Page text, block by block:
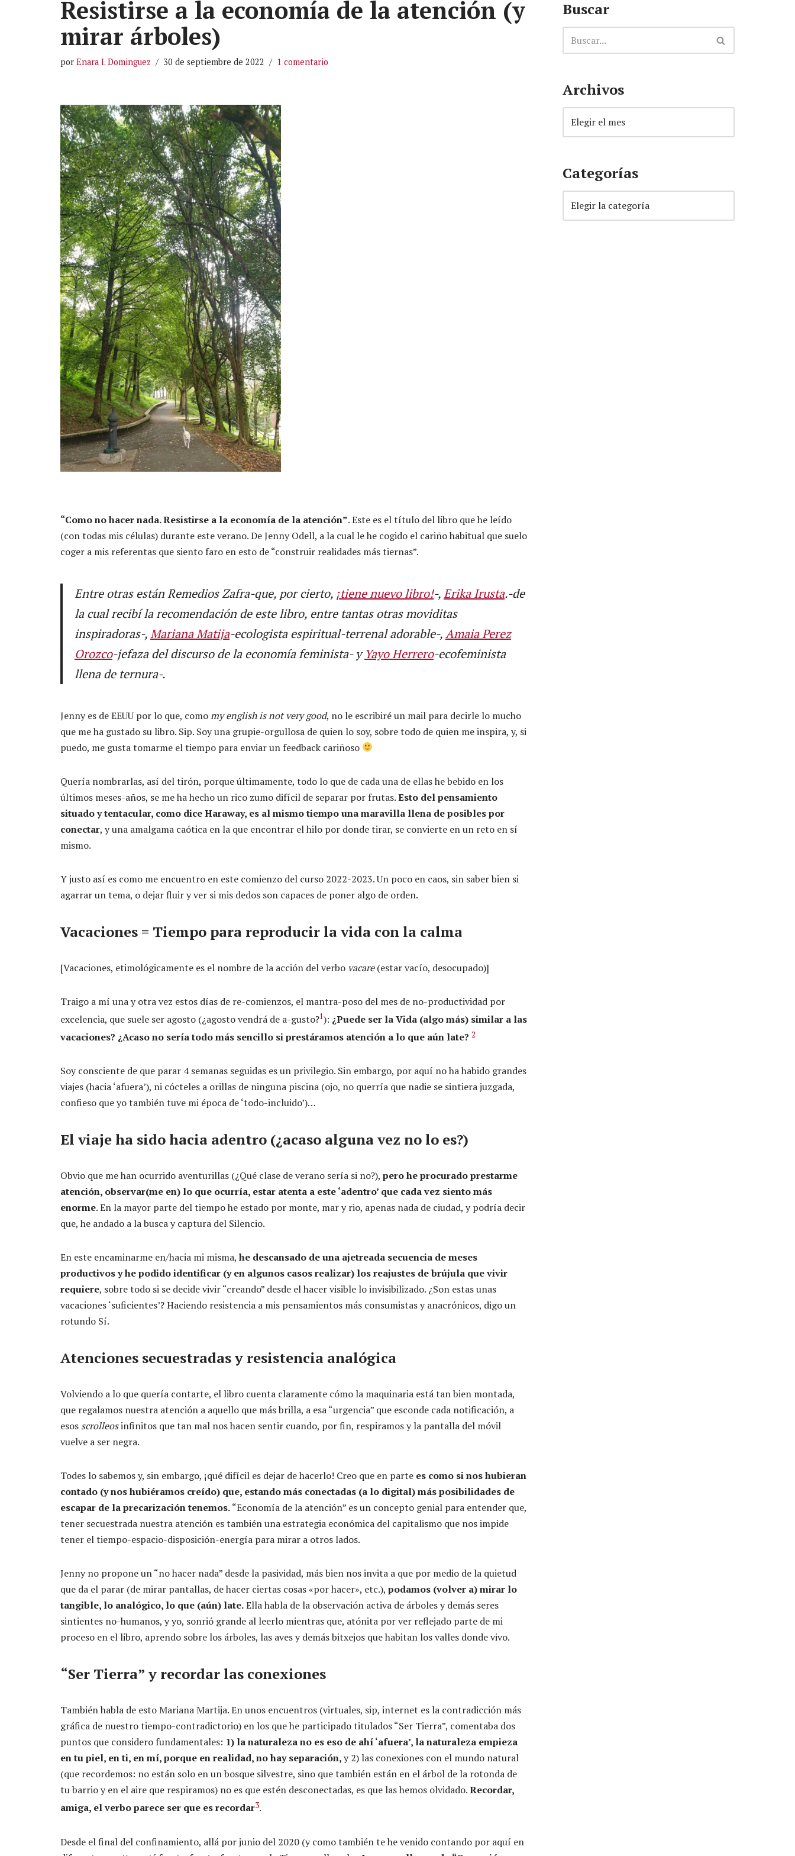
Resistirse a la economía de la atención (y
mirar árboles)
por Enara I. Dominguez 30 de septiembre de 2022 1 comentario
“Como no hacer nada. Resistirse a la economía de la atención”. Este es el título del libro que he leído
(con todas mis células) durante este verano. De Jenny Odell, a la cual le he cogido el cariño habitual que suelo
coger a mis referentas que siento faro en esto de “construir realidades más tiernas”.
Entre otras están Remedios Zafra-que, por cierto, ¡tiene nuevo libro!-,Erika Irusta.-de
la cual recibí la recomendación de este libro, entre tantas otrasmoviditas
inspiradoras-,Mariana Matija-ecologista espiritual-terrenal adorable-,Amaia Perez
Orozco-jefaza del discurso de la economía feminista- yYayo Herrero-ecofeminista
llena de ternura-.
Jenny es de EEUU por lo que, comomy english is not very good, no le escribiré un mail para decirle lo mucho
que me ha gustado su libro. Sip. Soy una grupie-orgullosa de quien lo soy, sobre todo de quien me inspira, y, si
puedo, me gusta tomarme el tiempo para enviar un feedback cariñoso
Quería nombrarlas, así del tirón, porque últimamente, todo lo que de cada una de ellas he bebido en los
últimos meses-años, se me ha hecho un rico zumo difícil de separar por frutas.Esto del pensamiento
situado y tentacular, como dice Haraway, es al mismo tiempo una maravilla llena de posibles por
conectar, y una amalgama caótica en la que encontrar el hilo por donde tirar, se convierte en un reto en sí
mismo.
Y justo así es como me encuentro en este comienzo del curso 2022-2023. Un poco en caos, sin saber bien si
agarrar un tema, o dejar fluir y ver si mis dedos son capaces de poner algo de orden.
Vacaciones = Tiempo para reproducir la vida con la calma
[Vacaciones, etimológicamente es el nombre de la acción del verbo vacare(estar vacío, desocupado)]
Traigo a mí una y otra vez estos días de re-comienzos, el mantra-poso del mes de no-productividad por
excelencia, que suele ser agosto (¿agosto vendrá de a-gusto?1): ¿Puede ser la Vida (algo más) similar a las
vacaciones? ¿Acaso no sería todo más sencillo si prestáramos atención a lo que aún late? 2
Soy consciente de que parar 4 semanas seguidas es un privilegio. Sin embargo, por aquí no ha habido grandes
viajes (hacia ‘afuera’), ni cócteles a orillas de ninguna piscina (ojo, no querría que nadie se sintiera juzgada,
confieso que yo también tuve mi época de ‘todo-incluido’)…
El viaje ha sido hacia adentro (¿acaso alguna vez no lo es?)
Obvio que me han ocurrido aventurillas (¿Qué clase de verano sería si no?), pero he procurado prestarme
atención, observar(me en) lo que ocurría, estar atenta a este ‘adentro’ que cada vez siento más
enorme. En la mayor parte del tiempo he estado por monte, mar y rio, apenas nada de ciudad, y podría decir
que, he andado a la busca y captura del Silencio.
En este encaminarme en/hacia mi misma, he descansado de una ajetreada secuencia de meses
productivos y he podido identificar (y en algunos casos realizar) los reajustes de brújula que vivir
requiere, sobre todo si se decide vivir “creando” desde el hacer visible lo invisibilizado. ¿Son estas unas
vacaciones ‘suficientes’? Haciendo resistencia a mis pensamientos más consumistas y anacrónicos, digo un
rotundo Sí.
Atenciones secuestradas y resistencia analógica
Volviendo a lo que quería contarte, el libro cuenta claramente cómo la maquinaria está tan bien montada,
que regalamos nuestra atención a aquello que más brilla, a esa “urgencia” que esconde cada notificación, a
esos scrolleosinfinitos que tan mal nos hacen sentir cuando, por fin, respiramos y la pantalla del móvil
vuelve a ser negra.
Todes lo sabemos y, sin embargo, ¡qué difícil es dejar de hacerlo! Creo que en parte es como si nos hubieran
contado (y nos hubiéramos creído) que, estando más conectadas (a lo digital) más posibilidades de
escapar de la precarización tenemos.“Economía de la atención” es un concepto genial para entender que,
tener secuestrada nuestra atención es también una estrategia económica del capitalismo que nos impide
tener el tiempo-espacio-disposición-energía para mirar a otros lados.
Jenny no propone un “no hacer nada” desde la pasividad, más bien nos invita a que por medio de la quietud
que da el parar (de mirar pantallas, de hacer ciertas cosas «por hacer», etc.), podamos (volver a) mirar lo
tangible, lo analógico, lo que (aún) late.Ella habla de la observación activa de árboles y demás seres
sintientes no-humanos, y yo, sonrió grande al leerlo mientras que, atónita por ver reflejado parte de mi
proceso en el libro, aprendo sobre los árboles, las aves y demás bitxejos que habitan los valles donde vivo.
“Ser Tierra” y recordar las conexiones
También habla de esto Mariana Martija. En unos encuentros (virtuales, sip, internet es la contradicción más
gráfica de nuestro tiempo-contradictorio) en los que he participado titulados “Ser Tierra”, comentaba dos
puntos que considero fundamentales: 1) la naturaleza no es eso de ahí ‘afuera’, la naturaleza empieza
en tu piel, en ti, en mí, porque en realidad, no hay separación,y 2) las conexiones con el mundo natural
(que recordemos: no están solo en un bosque silvestre, sino que también están en el árbol de la rotonda de
tu barrio y en el aire que respiramos) no es que estén desconectadas, es que las hemos olvidado.Recordar,
amiga, el verbo parece ser que es recordar3.
Desde el final del confinamiento, allá por junio del 2020 (y como también te he venido contando por aquí en
Buscar
Archivos
Categorías